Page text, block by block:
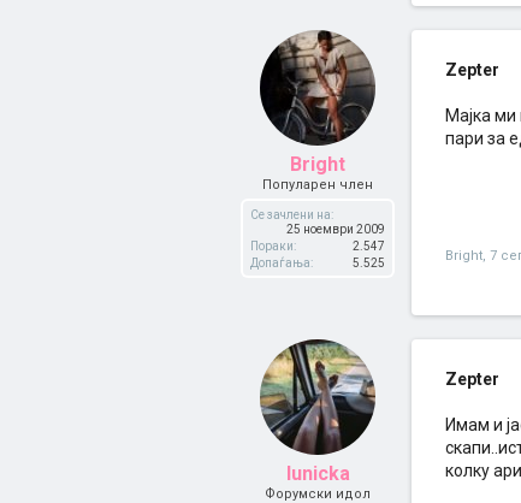
Bright
Популарен член
Се зачлени на:
25 ноември 2009
Пораки:
2.547
Допаѓања:
5.525
Zepter
Мајка
пари за
Bright, 7
lunicka
Форумски идол
Zepter
Имам и
колку